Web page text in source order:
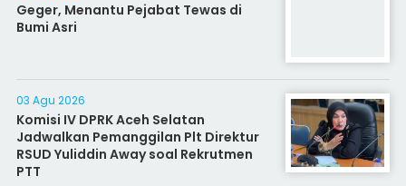
Geger, Menantu Pejabat Tewas di
Bumi Asri
03 Agu 2026
Komisi IV DPRK Aceh Selatan
Jadwalkan Pemanggilan Plt Direktur
RSUD Yuliddin Away soal Rekrutmen
PTT